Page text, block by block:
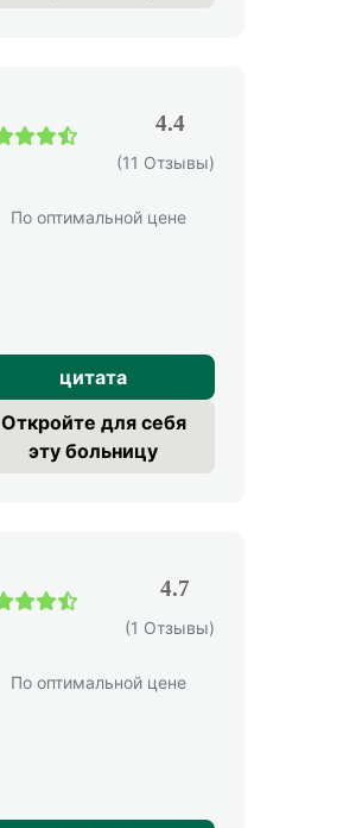
4.4
(11 Отзывы)
По оптимальной цене
цитата
Откройте для себя
эту больницу
4.7
(1 Отзывы)
По оптимальной цене